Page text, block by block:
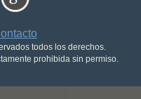
todos los derechos.
prohibida sin permiso.